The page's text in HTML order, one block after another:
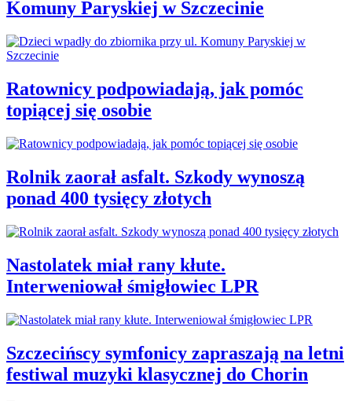
Komuny Paryskiej w Szczecinie
Ratownicy podpowiadają, jak pomóc
topiącej się osobie
Rolnik zaorał asfalt. Szkody wynoszą
ponad 400 tysięcy złotych
Nastolatek miał rany kłute.
Interweniował śmigłowiec LPR
Szczecińscy symfonicy zapraszają na letni
festiwal muzyki klasycznej do Chorin